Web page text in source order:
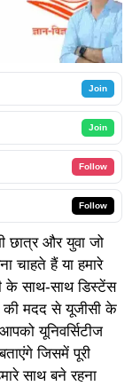
Join
Join
Follow
Follow
छात्र और युवा जो
चाहते हैं या हमारे
के साथ-साथ डिस्टेंस
की मदद से यूजीसी के
यूनिवर्सिटीज
जिसमें पूरी
साथ बने रहना